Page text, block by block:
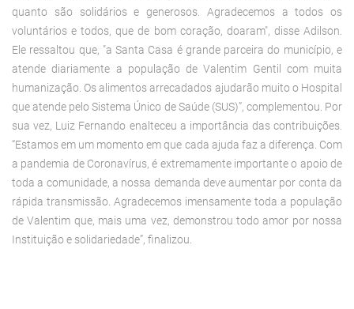
quanto são solidários e generosos. Agradecemos a todos os
voluntários e todos, que de bom coração, doaram", disse Adilson.
Ele ressaltou que, "a Santa Casa é grande parceira do município, e
atende diariamente a população de Valentim Gentil com muita
humanização. Os alimentos arrecadados ajudarão muito o Hospital
que atende pelo Sistema Único de Saúde (SUS)”, complementou. Por
sua vez, Luiz Fernando enalteceu a importância das contribuições.
“Estamos em um momento em que cada ajuda faz a diferença. Com
a pandemia de Coronavírus, é extremamente importante o apoio de
toda a comunidade, a nossa demanda deve aumentar por conta da
rápida transmissão. Agradecemos imensamente toda a população
de Valentim que, mais uma vez, demonstrou todo amor por nossa
Instituição e solidariedade”, finalizou.